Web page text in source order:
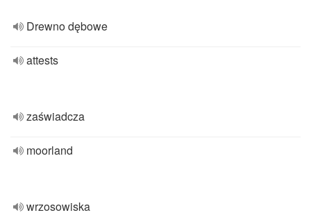
Drewno dębowe
attests
zaświadcza
moorland
wrzosowiska